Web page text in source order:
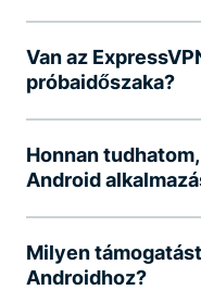
Van az
próbaidőszaka?
Honnan
Android
Milyen
Androidhoz?